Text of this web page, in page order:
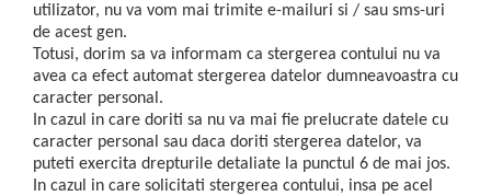
utilizator, nu va vom mai trimite e-mailuri si / sau sms-uri
de acest gen.
Totusi, dorim sa va informam ca stergerea contului nu va
avea ca efect automat stergerea datelor dumneavoastra cu
caracter personal.
In cazul in care doriti sa nu va mai fie prelucrate datele cu
caracter personal sau daca doriti stergerea datelor, va
puteti exercita drepturile detaliate la punctul 6 de mai jos.
In cazul in care solicitati stergerea contului, insa pe acel